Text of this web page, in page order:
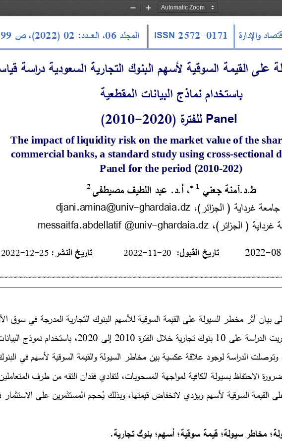
Zoom
Zoom
المجلد 06 العـــدد :
02
(
2022 ص ،) 99 ISSN 2572 0171
على القيمة السوقية لأسهم البنوك التجارية السعودية دراسة قياسية
باستخدام نماذج البيانات المقطعية
Panel للفترة ( 2010- 2020
)
The impact of liquidity risk on the market value of the
commercial banks, a standard study using cross-sectional
Panel for the period (2010-202(
ط.د.آمنة جعني
1
 ،أ.د. عبد اللطيف مصيطفى 2
ghardaia.dz
-
djani.amina@univ
ghardaia.dz
-
@univ
messaitfa.abdellatif
تاريخ النشر :
25
12
2022 تاريخ القبول :
20
11
2022 08
2022
10 بنوك تجارية خلال الفترة 2010 إلى 2020
لمواجهة المسحوبات، لتفادي فقدان التقه من طرف المتعاملين
ي كل
ذ ا هت
م ي
ق ضاف
خن
لا دؤ س
لأ ة ي
قو س
ل
ا ة ي
ق
لا ىلع
؛ مخاطر سيولة؛ قيمة سوقية؛ أسهم ؛ بنوك تجارية